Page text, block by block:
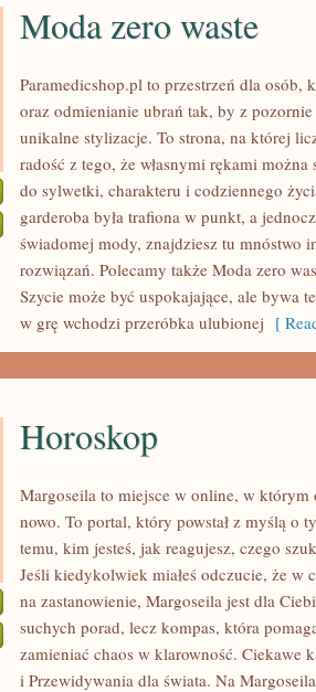
MODA
ZERO
WASTE
Moda zero waste
Paramedicshop.pl to przestrzeń dla osób,
oraz odmienianie ubrań tak, by z
unikalne stylizacje. To strona, na której
radość z tego, że własnymi rękami
do sylwetki, charakteru i codziennego
garderoba była trafiona w punkt, a
świadomej mody, znajdziesz tu mnóstwo
rozwiązań. Polecamy także Moda zero
Szycie może być uspokajające, ale bywa
w grę wchodzi przeróbka ulubionej [
HOROSKOP
Horoskop
Margoseila to miejsce w online, w którym
nowo. To portal, który powstał z myślą o
temu, kim jesteś, jak reagujesz, czego
Jeśli kiedykolwiek miałeś odczucie, że
na zastanowienie, Margoseila jest dla
suchych porad, lecz kompas, która
zamieniać chaos w klarowność. Ciekawe
i Przewidywania dla świata. Na